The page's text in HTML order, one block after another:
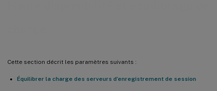
Cette section décrit les paramètres suivants :
Équilibrer la charge des serveurs d’enregistrement de session